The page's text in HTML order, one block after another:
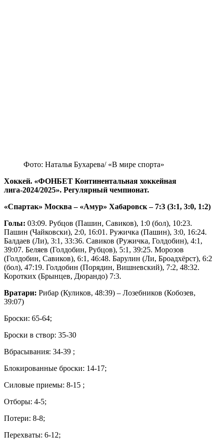
Фото: Наталья Бухарева/ «В мире спорта»
Хоккей. «ФОНБЕТ Континентальная хоккейная
лига-2024/2025». Регулярный чемпионат.
«Спартак» Москва – «Амур» Хабаровск – 7:3 (3:1, 3:0, 1:2)
Голы: 03:09. Рубцов (Пашин, Савиков), 1:0 (бол), 10:23.
Пашин (Чайковски), 2:0, 16:01. Ружичка (Пашин), 3:0, 16:24.
Балдаев (Ли), 3:1, 33:36. Савиков (Ружичка, Голдобин), 4:1,
39:07. Беляев (Голдобин, Рубцов), 5:1, 39:25. Морозов
(Голдобин, Савиков), 6:1, 46:48. Барулин (Ли, Броадхёрст), 6:2
(бол), 47:19. Голдобин (Порядин, Вишневский), 7:2, 48:32.
Коротких (Брынцев, Дюрандо) 7:3.
Вратари: Рибар (Куликов, 48:39) – Лозебников (Кобозев,
39:07)
Броски: 65-64;
Броски в створ: 35-30
Вбрасывания: 34-39 ;
Блокированные броски: 14-17;
Силовые приемы: 8-15 ;
Отборы: 4-5;
Потери: 8-8;
Перехваты: 6-12;